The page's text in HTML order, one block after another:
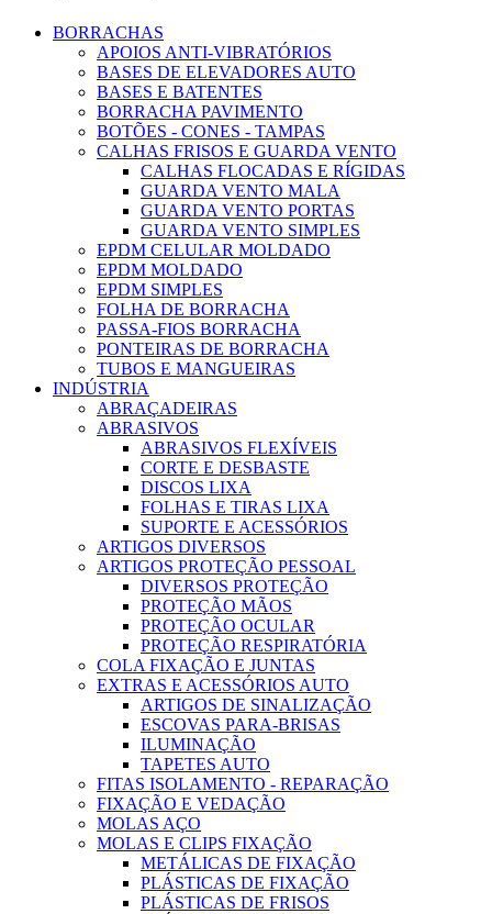
BORRACHAS
APOIOS ANTI-VIBRATÓRIOS
BASES DE ELEVADORES AUTO
BASES E BATENTES
BORRACHA PAVIMENTO
BOTÕES - CONES - TAMPAS
CALHAS FRISOS E GUARDA VENTO
CALHAS FLOCADAS E RÍGIDAS
GUARDA VENTO MALA
GUARDA VENTO PORTAS
GUARDA VENTO SIMPLES
EPDM CELULAR MOLDADO
EPDM MOLDADO
EPDM SIMPLES
FOLHA DE BORRACHA
PASSA-FIOS BORRACHA
PONTEIRAS DE BORRACHA
TUBOS E MANGUEIRAS
INDÚSTRIA
ABRAÇADEIRAS
ABRASIVOS
ABRASIVOS FLEXÍVEIS
CORTE E DESBASTE
DISCOS LIXA
FOLHAS E TIRAS LIXA
SUPORTE E ACESSÓRIOS
ARTIGOS DIVERSOS
ARTIGOS PROTEÇÃO PESSOAL
DIVERSOS PROTEÇÃO
PROTEÇÃO MÃOS
PROTEÇÃO OCULAR
PROTEÇÃO RESPIRATÓRIA
COLA FIXAÇÃO E JUNTAS
EXTRAS E ACESSÓRIOS AUTO
ARTIGOS DE SINALIZAÇÃO
ESCOVAS PARA-BRISAS
ILUMINAÇÃO
TAPETES AUTO
FITAS ISOLAMENTO - REPARAÇÃO
FIXAÇÃO E VEDAÇÃO
MOLAS AÇO
MOLAS E CLIPS FIXAÇÃO
METÁLICAS DE FIXAÇÃO
PLÁSTICAS DE FIXAÇÃO
PLÁSTICAS DE FRISOS